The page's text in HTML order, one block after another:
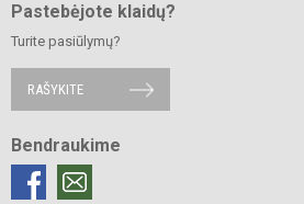
Pastebėjote klaidų?
Turite pasiūlymų?
RAŠYKITE
Bendraukime